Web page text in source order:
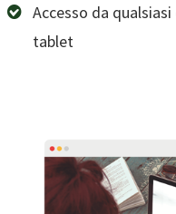
Accesso da
tablet